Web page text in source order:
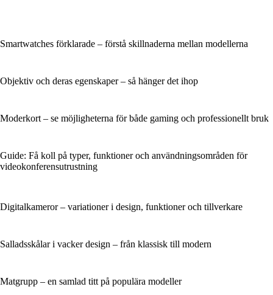
Smartwatches förklarade – förstå skillnaderna mellan modellerna
Objektiv och deras egenskaper – så hänger det ihop
Moderkort – se möjligheterna för både gaming och professionellt bruk
Guide: Få koll på typer, funktioner och användningsområden för
videokonferensutrustning
Digitalkameror – variationer i design, funktioner och tillverkare
Salladsskålar i vacker design – från klassisk till modern
Matgrupp – en samlad titt på populära modeller